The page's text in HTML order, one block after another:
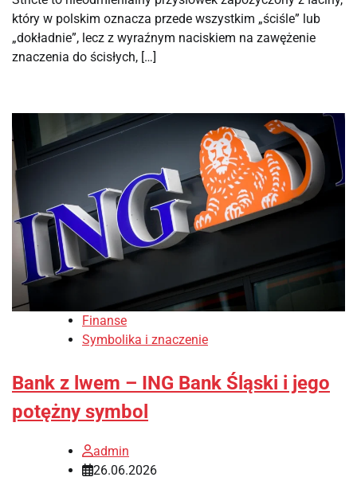
który w polskim oznacza przede wszystkim „ściśle” lub
„dokładnie”, lecz z wyraźnym naciskiem na zawężenie
znaczenia do ścisłych, […]
Finanse
Symbolika i znaczenie
Bank z lwem – ING Bank Śląski i jego
potężny symbol
admin
26.06.2026